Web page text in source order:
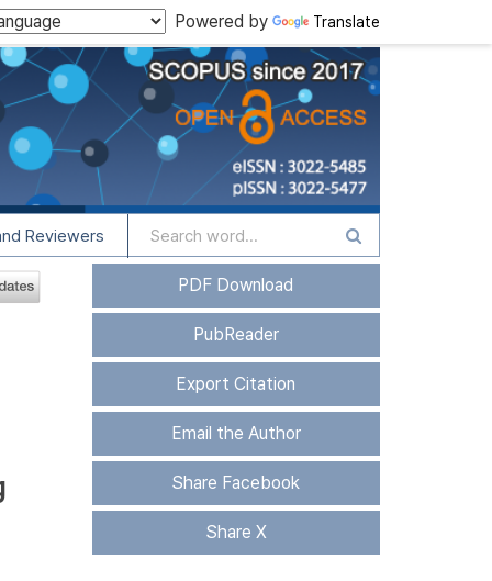
Powered by Translate
Reviewers
PDF Download
PubReader
Export Citation
Email the Author
Share Facebook
Share X